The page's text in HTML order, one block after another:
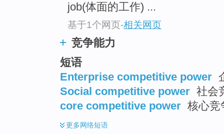
job(体面的工作) ...
基于1个网页-相关网页
竞争能力
短语
Enterprise competitive power
Social competitive power 社会
core competitive power 核心竞
更多网络短语